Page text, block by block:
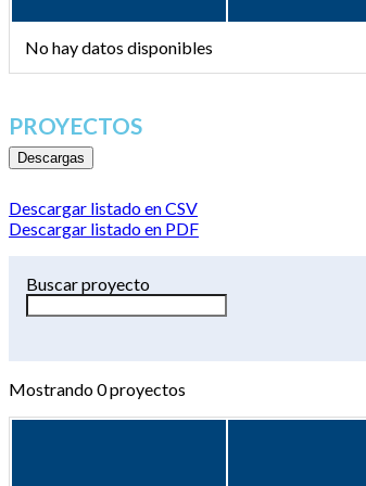
No hay datos disponibles
PROYECTOS
Descargas
Descargar listado en CSV
Descargar listado en PDF
Buscar proyecto
Mostrando0proyectos